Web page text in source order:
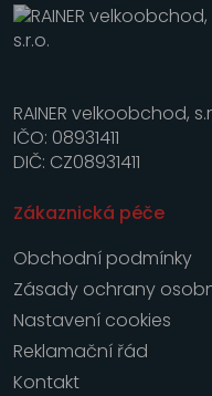
RAINER velkoobchod,
IČO: 08931411
DIČ: CZ08931411
Zákaznická péče
Obchodní podmínky
Zásady ochrany
Nastavení cookies
Reklamační řád
Kontakt